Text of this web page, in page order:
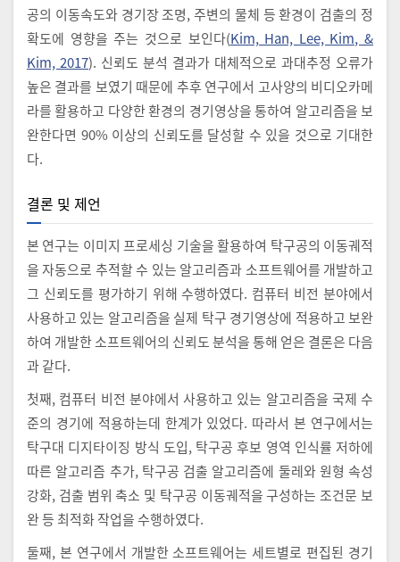
공의 이동속도와 경기장 조명, 주변의 물체 등 환경이 검출의 정
확도에 영향을 주는 것으로 보인다(Kim, Han, Lee, Kim, &
Kim, 2017). 신뢰도 분석 결과가 대체적으로 과대추정 오류가
높은 결과를 보였기 때문에 추후 연구에서 고사양의 비디오카메
라를 활용하고 다양한 환경의 경기영상을 통하여 알고리즘을 보
완한다면 90% 이상의 신뢰도를 달성할 수 있을 것으로 기대한
다.
결론 및 제언
본 연구는 이미지 프로세싱 기술을 활용하여 탁구공의 이동궤적
을 자동으로 추적할 수 있는 알고리즘과 소프트웨어를 개발하고
그 신뢰도를 평가하기 위해 수행하였다. 컴퓨터 비전 분야에서
사용하고 있는 알고리즘을 실제 탁구 경기영상에 적용하고 보완
하여 개발한 소프트웨어의 신뢰도 분석을 통해 얻은 결론은 다음
과 같다.
첫째, 컴퓨터 비전 분야에서 사용하고 있는 알고리즘을 국제 수
준의 경기에 적용하는데 한계가 있었다. 따라서 본 연구에서는
탁구대 디지타이징 방식 도입, 탁구공 후보 영역 인식률 저하에
따른 알고리즘 추가, 탁구공 검출 알고리즘에 둘레와 원형 속성
강화, 검출 범위 축소 및 탁구공 이동궤적을 구성하는 조건문 보
완 등 최적화 작업을 수행하였다.
둘째, 본 연구에서 개발한 소프트웨어는 세트별로 편집된 경기